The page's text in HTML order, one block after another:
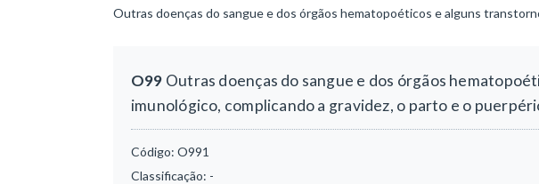
Outras doenças do sangue e dos órgãos hematopoéticos e alguns
O99 Outras doenças do sangue e dos órgãos
imunológico, complicando a gravidez, o parto e o
Código: O991
Classificação: -